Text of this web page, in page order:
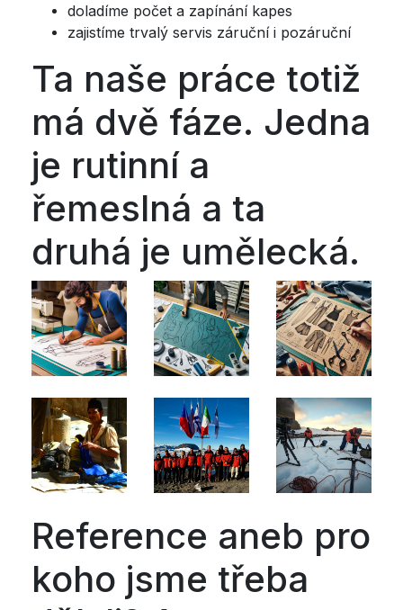
doladíme počet a zapínání kapes
zajistíme trvalý servis záruční i pozáruční
Ta naše práce totiž
má dvě fáze. Jedna
je rutinní a
řemeslná a ta
druhá je umělecká.
Reference aneb pro
koho jsme třeba